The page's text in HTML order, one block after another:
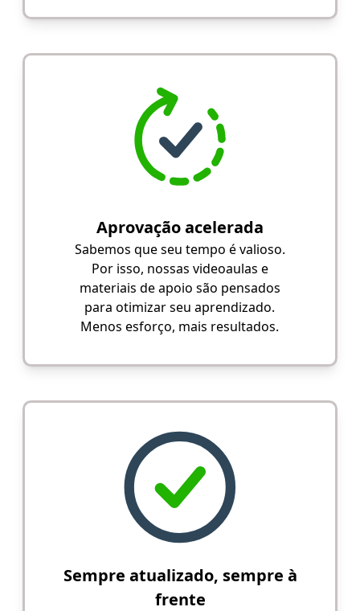
Aprovação acelerada
Sabemos que seu tempo é valioso.
Por isso, nossas videoaulas e
materiais de apoio são pensados
para otimizar seu aprendizado.
Menos esforço, mais resultados.
Sempre atualizado, sempre à
frente